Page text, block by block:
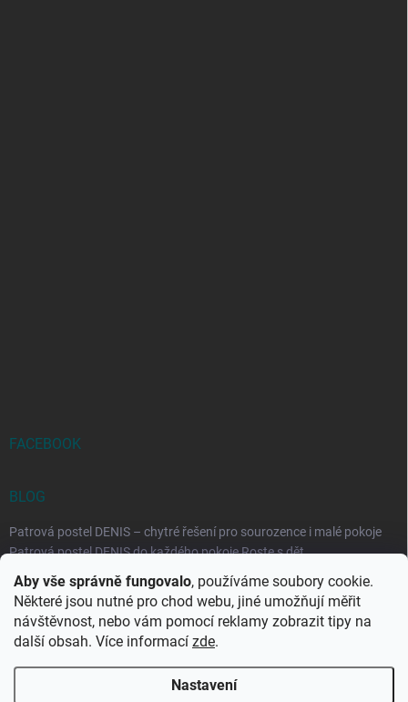
Aby vše správně fungovalo, používáme soubory cookie.
Některé jsou nutné pro chod webu, jiné umožňují měřit
návštěvnost, nebo vám pomocí reklamy zobrazit tipy na
další obsah. Více informací zde.
Nastavení
FACEBOOK
BLOG
Patrová postel DENIS – chytré řešení pro sourozence i malé pokoje
Patrová postel DENIS do každého pokoje Roste s dět...
Rozkládací postele RELAX – ideální řešení pro malé prostory i
každodenní spaní
Rozkládací postel, která se přizpůsobí vašemu živo...